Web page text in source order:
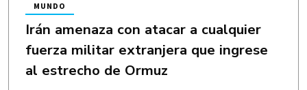
Irán amenaza con atacar a cualquier
fuerza militar extranjera que ingrese
al estrecho de Ormuz
MUNDO